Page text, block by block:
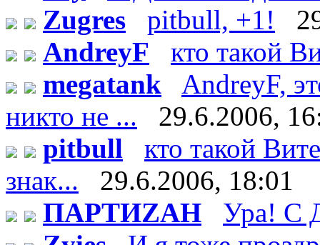
Zugres
pitbull, +1!
AndreyF
кто такой
megatank
AndreyF,
никто не ...
29.6.2006,
pitbull
кто такой
знак...
29.6.2006, 18:01
ПАРТИZАН
Ура! С